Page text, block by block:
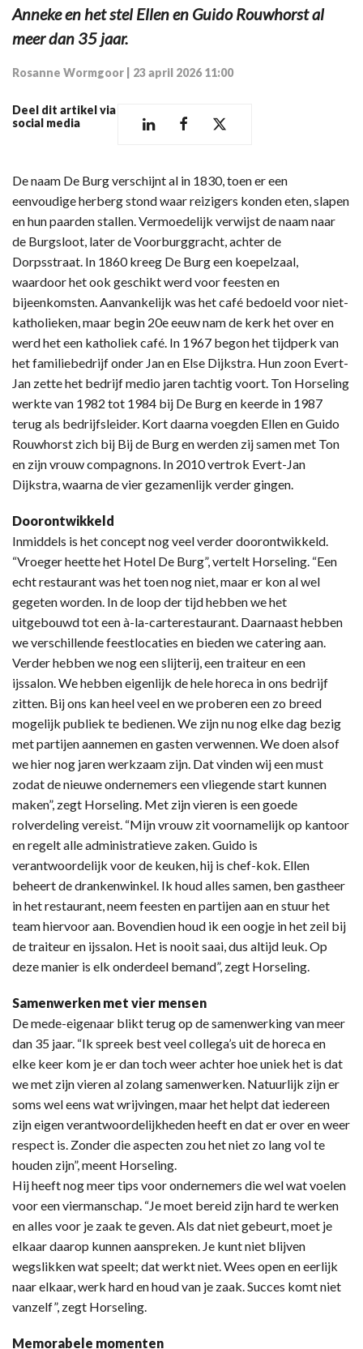
Anneke en het stel Ellen en Guido Rouwhorst al
meer dan 35 jaar.
Rosanne Wormgoor 23 april 2026 11:00
Deel dit artikel via
social media
De naam De Burg verschijnt al in 1830, toen er een
eenvoudige herberg stond waar reizigers konden eten, slapen
en hun paarden stallen. Vermoedelijk verwijst de naam naar
de Burgsloot, later de Voorburggracht, achter de
Dorpsstraat. In 1860 kreeg De Burg een koepelzaal,
waardoor het ook geschikt werd voor feesten en
bijeenkomsten. Aanvankelijk was het café bedoeld voor niet-
katholieken, maar begin 20e eeuw nam de kerk het over en
werd het een katholiek café. In 1967 begon het tijdperk van
het familiebedrijf onder Jan en Else Dijkstra. Hun zoon Evert-
Jan zette het bedrijf medio jaren tachtig voort. Ton Horseling
werkte van 1982 tot 1984 bij De Burg en keerde in 1987
terug als bedrijfsleider. Kort daarna voegden Ellen en Guido
Rouwhorst zich bij Bij de Burg en werden zij samen met Ton
en zijn vrouw compagnons. In 2010 vertrok Evert-Jan
Dijkstra, waarna de vier gezamenlijk verder gingen.
Doorontwikkeld
Inmiddels is het concept nog veel verder doorontwikkeld.
“Vroeger heette het Hotel De Burg”, vertelt Horseling. “Een
echt restaurant was het toen nog niet, maar er kon al wel
gegeten worden. In de loop der tijd hebben we het
uitgebouwd tot een à-la-carterestaurant. Daarnaast hebben
we verschillende feestlocaties en bieden we catering aan.
Verder hebben we nog een slijterij, een traiteur en een
ijssalon. We hebben eigenlijk de hele horeca in ons bedrijf
zitten. Bij ons kan heel veel en we proberen een zo breed
mogelijk publiek te bedienen. We zijn nu nog elke dag bezig
met partijen aannemen en gasten verwennen. We doen alsof
we hier nog jaren werkzaam zijn. Dat vinden wij een must
zodat de nieuwe ondernemers een vliegende start kunnen
maken”, zegt Horseling. Met zijn vieren is een goede
rolverdeling vereist. “Mijn vrouw zit voornamelijk op kantoor
en regelt alle administratieve zaken. Guido is
verantwoordelijk voor de keuken, hij is chef-kok. Ellen
beheert de drankenwinkel. Ik houd alles samen, ben gastheer
in het restaurant, neem feesten en partijen aan en stuur het
team hiervoor aan. Bovendien houd ik een oogje in het zeil bij
de traiteur en ijssalon. Het is nooit saai, dus altijd leuk. Op
deze manier is elk onderdeel bemand”, zegt Horseling.
Samenwerken met vier mensen
De mede-eigenaar blikt terug op de samenwerking van meer
dan 35 jaar. “Ik spreek best veel collega’s uit de horeca en
elke keer kom je er dan toch weer achter hoe uniek het is dat
we met zijn vieren al zolang samenwerken. Natuurlijk zijn er
soms wel eens wat wrijvingen, maar het helpt dat iedereen
zijn eigen verantwoordelijkheden heeft en dat er over en weer
respect is. Zonder die aspecten zou het niet zo lang vol te
houden zijn”, meent Horseling.
Hij heeft nog meer tips voor ondernemers die wel wat voelen
voor een viermanschap. “Je moet bereid zijn hard te werken
en alles voor je zaak te geven. Als dat niet gebeurt, moet je
elkaar daarop kunnen aanspreken. Je kunt niet blijven
wegslikken wat speelt; dat werkt niet. Wees open en eerlijk
naar elkaar, werk hard en houd van je zaak. Succes komt niet
vanzelf”, zegt Horseling.
Memorabele momenten